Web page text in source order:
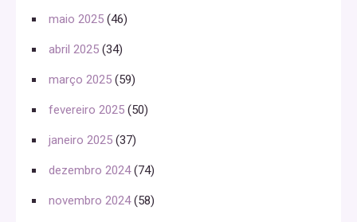
maio 2025 (46)
abril 2025 (34)
março 2025 (59)
fevereiro 2025 (50)
janeiro 2025 (37)
dezembro 2024(74)
novembro 2024(58)